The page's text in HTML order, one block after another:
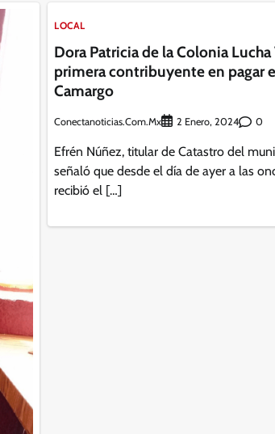
LOCAL
Dora Patricia de la Colonia
primera contribuyente en pagar
Camargo
Conectanoticias.com.mx 2 Enero, 2024 0
Efrén Núñez, titular de Catastro del
señaló que desde el día de ayer a las
recibió el […]